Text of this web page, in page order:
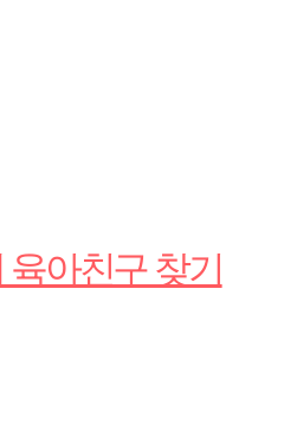
아친구 찾기